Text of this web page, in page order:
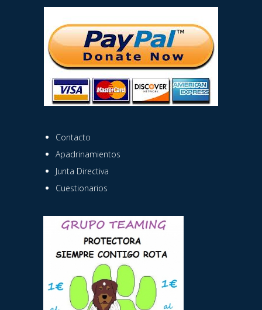
Contacto
Apadrinamientos
Junta Directiva
Cuestionarios